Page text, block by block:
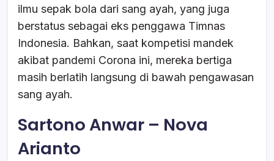
ilmu sepak bola dari sang ayah, yang juga
berstatus sebagai eks penggawa Timnas
Indonesia. Bahkan, saat kompetisi mandek
akibat pandemi Corona ini, mereka bertiga
masih berlatih langsung di bawah pengawasan
sang ayah.
Sartono Anwar – Nova
Arianto